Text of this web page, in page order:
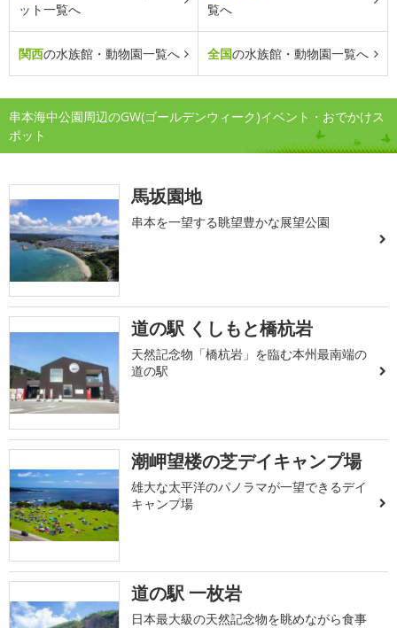
ット一覧へ
覧へ
関西の水族館・動物園一覧へ 全国の水族館・動物園一覧へ
串本海中公園周辺のGW(ゴールデンウィーク)イベント・おでかけス
ポット
馬坂園地
串本を一望する眺望豊かな展望公園
道の駅 くしもと橋杭岩
天然記念物「橋杭岩」を臨む本州最南端の
道の駅
潮岬望楼の芝デイキャンプ場
雄大な太平洋のパノラマが一望できるデイ
キャンプ場
道の駅 一枚岩
日本最大級の天然記念物を眺めながら食事